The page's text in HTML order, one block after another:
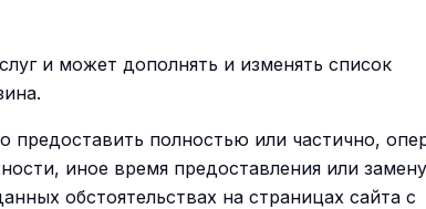
и может дополнять и изменять список
предоставить полностью или частично,
иное время предоставления или
обстоятельствах на страницах сайта с